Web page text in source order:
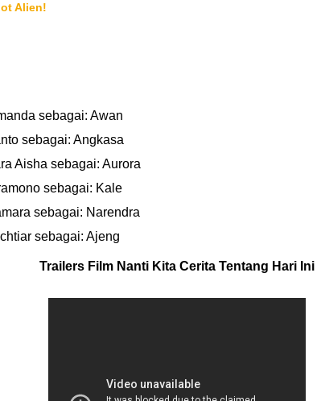
Alien!
sebagai: Awan
sebagai: Angkasa
Aisha sebagai: Aurora
sebagai: Kale
sebagai: Narendra
sebagai: Ajeng
Trailers Film Nanti Kita Cerita Tentang Hari Ini